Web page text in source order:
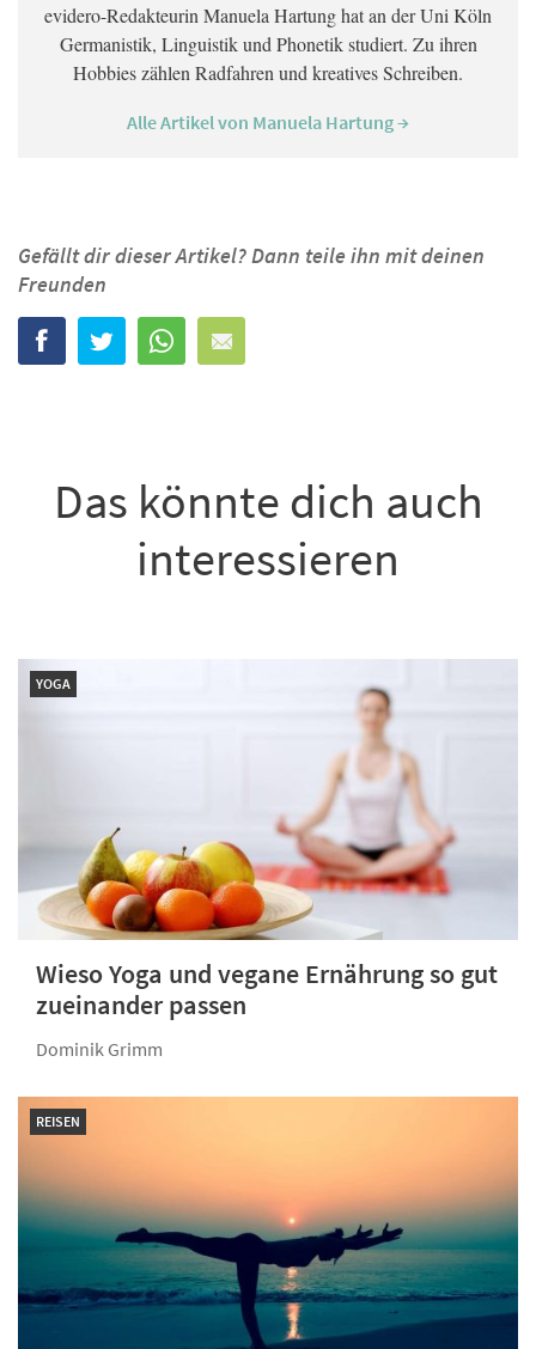
evidero-Redakteurin Manuela Hartung hat an der Uni Köln
Germanistik, Linguistik und Phonetik studiert. Zu ihren
Hobbies zählen Radfahren und kreatives Schreiben.
Alle Artikel von Manuela Hartung →
Gefällt dir dieser Artikel? Dann teile ihn mit deinen
Freunden
Das könnte dich auch
interessieren
YOGA
Wieso Yoga und vegane Ernährung so gut
zueinander passen
Dominik Grimm
REISEN